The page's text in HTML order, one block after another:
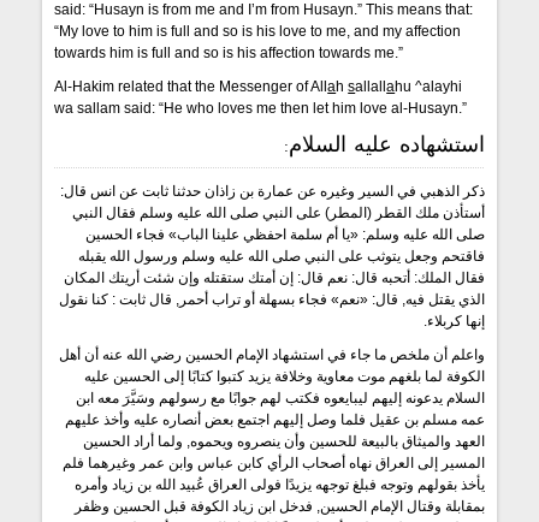
said: “Husayn is from me and I’m from Husayn.” This means that:
“My love to him is full and so is his love to me, and my affection
towards him is full and so is his affection towards me.”
Al-Hakim related that the Messenger of Allahsallallahu ^alayhi
wa sallam said: “He who loves me then let him love al-Husayn.”
استشهاده عليه السلام:
ذكر الذهبي في السير وغيره عن عمارة بن زاذان حدثنا ثابت عن انس قال:
أستأذن ملك القطر (المطر) على النبي صلى الله عليه وسلم فقال النبي
صلى الله عليه وسلم: «يا أم سلمة احفظي علينا الباب» فجاء الحسين
فاقتحم وجعل يتوثب على النبي صلى الله عليه وسلم ورسول الله يقبله
فقال الملك: أتحبه قال: نعم قال: إن أمتك ستقتله وإن شئت أريتك المكان
الذي يقتل فيه, قال: «نعم» فجاء بسهلة أو تراب أحمر, قال ثابت : كنا نقول
إنها كربلاء.
واعلم أن ملخص ما جاء في استشهاد الإمام الحسين رضي الله عنه أن أهل
الكوفة لما بلغهم موت معاوية وخلافة يزيد كتبوا كتابًا إلى الحسين عليه
السلام يدعونه إليهم ليبايعوه فكتب لهم جوابًا مع رسولهم وسَيَّرَ معه ابن
عمه مسلم بن عقيل فلما وصل إليهم اجتمع بعض أنصاره عليه وأخذ عليهم
العهد والميثاق بالبيعة للحسين وأن ينصروه ويحموه, ولما أراد الحسين
المسير إلى العراق نهاه أصحاب الرأي كابن عباس وابن عمر وغيرهما فلم
يأخذ بقولهم وتوجه فبلغ توجهه يزيدًا فولى العراق عُبيد الله بن زياد وأمره
بمقابلة وقتال الإمام الحسين, فدخل ابن زياد الكوفة قبل الحسين وظفر